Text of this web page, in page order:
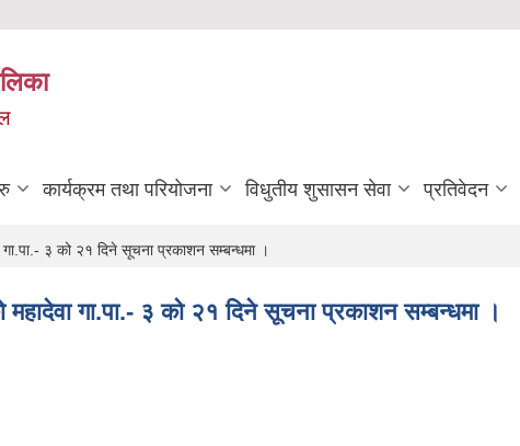
कार्यक्रम तथा परियोजना विधुतीय शुसासन सेवा प्रतिवेदन
गा.पा.- ३ को २१ दिने सूचना प्रकाशन सम्बन्धमा ।
महादेवा गा.पा.- ३ को २१ दिने सूचना प्रकाशन सम्बन्धमा ।